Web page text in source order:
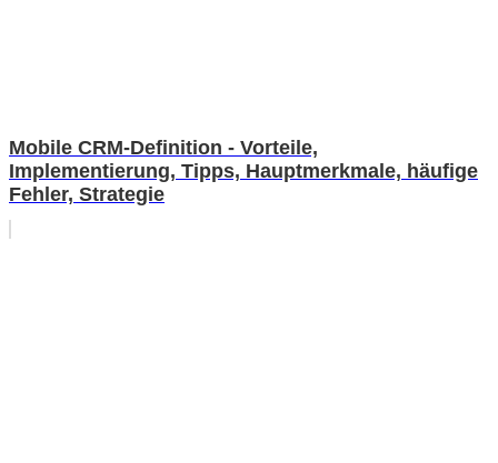
Mobile CRM-Definition - Vorteile,
Implementierung, Tipps, Hauptmerkmale, häufige
Fehler, Strategie